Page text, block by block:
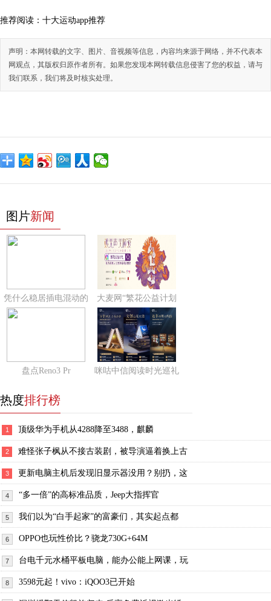
推荐阅读： 十大运动app推荐
声明：本网转载的文字、图片、音视频等信息，内容均来源于网络，并不代表本
网观点，其版权归原作者所有。如果您发现本网转载信息侵害了您的权益，请与
我们联系，我们将及时核实处理。
图片新闻
凭什么稳居插电混动的 大麦网“繁花公益计划
盘点Reno3 Pr 咪咕中信阅读时光巡礼
热度排行榜
1 顶级华为手机从4288降至3488，麒麟
2 难怪张子枫从不接古装剧，被导演逼着换上古
3 更新电脑主机后发现旧显示器没用？别扔，这
4 “多一倍”的高标准品质，Jeep大指挥官
5 我们以为“白手起家”的富豪们，其实起点都
6 OPPO也玩性价比？骁龙730G+64M
7 台电千元水桶平板电脑，能办公能上网课，玩
8 3598元起！vivo：iQOO3已开始